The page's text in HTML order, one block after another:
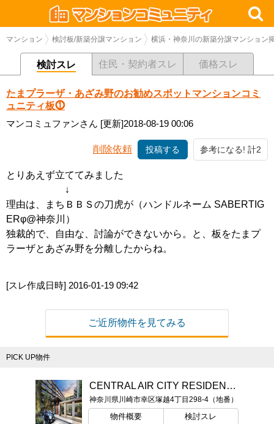
マンション 検討板/新築分譲マンション 横浜・神奈川の新築分譲マンション
検討スレ 住民・契約者スレ 価格スレ
たまプラーザ・あざみ野のお勧めスポットマンションコミ
ュニティ板⓵
マンコミュファンさん [更新]2018-08-19 00:06
削除依頼 投稿する 参考になる! 計2
とりあえず立ててみました
↓
理由は、まちＢＢＳの刀虎が（ハンドルネーム SABERTIG
ERφ@神奈川）
独裁的で、自由な、討論ができないから。と、板をたまプ
ラーザとあざみ野を分離したからね。
[スレ作成日時] 2016-01-19 09:42
ご近所物件を見てみる
PICK UP物件
CENTRAL AIR CITY RESIDENCE II（セントラルエアシティ レジデンスII）
神奈川県川崎市幸区塚越4丁目298-4（地番）
物件概要 検討スレ